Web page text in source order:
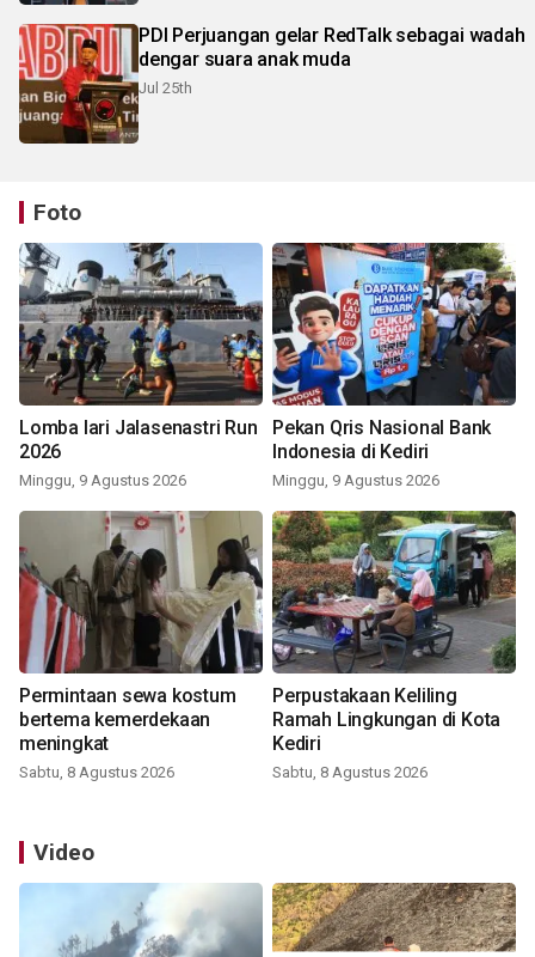
PDI Perjuangan gelar RedTalk sebagai wadah
dengar suara anak muda
Jul 25th
Foto
Lomba lari Jalasenastri Run
2026
Minggu, 9 Agustus 2026
Pekan Qris Nasional Bank
Indonesia di Kediri
Minggu, 9 Agustus 2026
Permintaan sewa kostum
bertema kemerdekaan
meningkat
Sabtu, 8 Agustus 2026
Perpustakaan Keliling
Ramah Lingkungan di Kota
Kediri
Sabtu, 8 Agustus 2026
Video